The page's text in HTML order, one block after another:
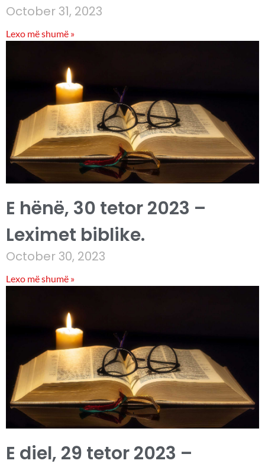
October 31, 2023
Lexo më shumë »
E hënë, 30 tetor 2023 –
Leximet biblike.
October 30, 2023
Lexo më shumë »
E diel, 29 tetor 2023 –